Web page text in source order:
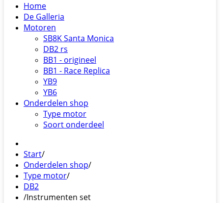
Home
De Galleria
Motoren
SB8K Santa Monica
DB2 rs
BB1 - origineel
BB1 - Race Replica
YB9
YB6
Onderdelen shop
Type motor
Soort onderdeel
Start/
Onderdelen shop/
Type motor/
DB2
/Instrumenten set